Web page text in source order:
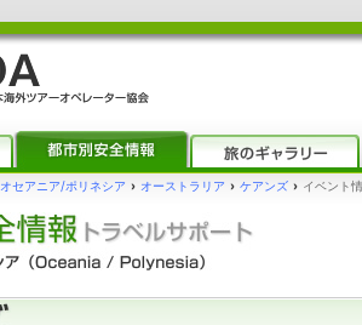
オセアニア/ポリネシア › オーストラリア › ケアンズ › イベント